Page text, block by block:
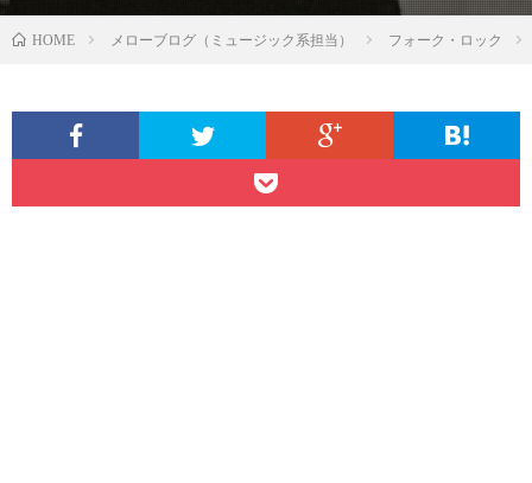
HOME メローブログ（ミュージック系担当） フォーク・ロック